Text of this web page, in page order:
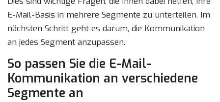
E-Mail-Basis in mehrere Segmente zu unterteilen. Im
nächsten Schritt geht es darum, die Kommunikation
an jedes Segment anzupassen.
So passen Sie die E-Mail-
Kommunikation an verschiedene
Segmente an